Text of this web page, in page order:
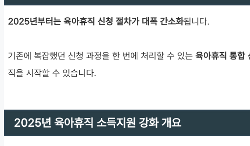
2025년부터는 육아휴직 신청 절차가 대폭 간소화됩니다.
기존에 복잡했던 신청 과정을 한 번에 처리할 수 있는 육아휴직 통합
직을 시작할 수 있습니다.
2025년 육아휴직 소득지원 강화 개요